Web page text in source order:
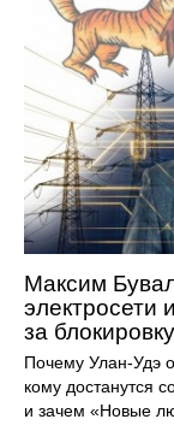
Максим
за
Почему Улан-Удэ
кому достанутся
и зачем «Новые